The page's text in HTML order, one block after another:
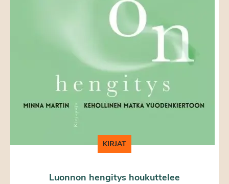
KIRJAT
Luonnon hengitys houkuttelee